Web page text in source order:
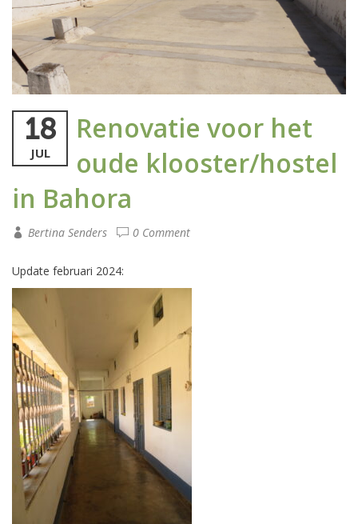
18
JUL
Renovatie voor het
oude klooster/hostel
in Bahora
Bertina Senders 0 Comment
Update februari 2024: